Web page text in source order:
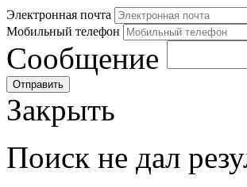
Электронная почта
Мобильный телефон
Сообщение
Закрыть
Поиск не дал